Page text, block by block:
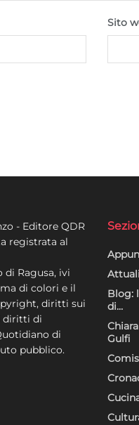
Sito
- Editore QDR
registrata al
di Ragusa, ivi
di colori e il
diritti sui
diritti di
di
pubblico.
Blog:
di…
Gulfi